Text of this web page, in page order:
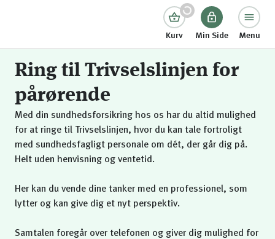
Kurv Min Side Menu
Ring til Trivselslinjen for
pårørende
Med din sundhedsforsikring hos os har du altid mulighed
for at ringe til Trivselslinjen, hvor du kan tale fortroligt
med sundhedsfagligt personale om dét, der går dig på.
Helt uden henvisning og ventetid.
Her kan du vende dine tanker med en professionel, som
lytter og kan give dig et nyt perspektiv.
Samtalen foregår over telefonen og giver dig mulighed for